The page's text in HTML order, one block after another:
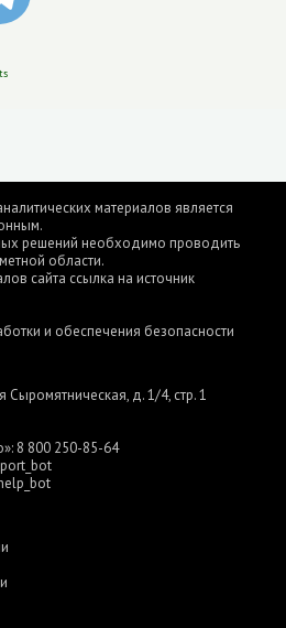
материалов является
решений необходимо проводить
области.
сайта ссылка на источник
и обеспечения безопасности
Сыромятническая, д. 1/4, стр. 1
8 800 250-85-64